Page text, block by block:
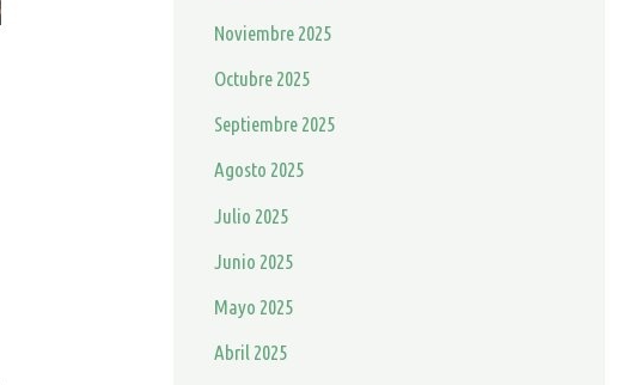
Noviembre 2025
Octubre 2025
Septiembre 2025
Agosto 2025
Julio 2025
Junio 2025
Mayo 2025
Abril 2025